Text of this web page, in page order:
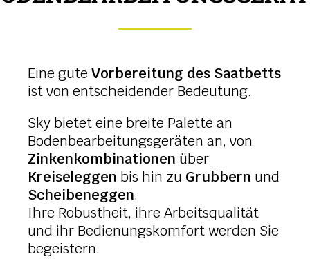
Eine gute Vorbereitung des Saatbetts
ist von entscheidender Bedeutung.
Sky bietet eine breite Palette an
Bodenbearbeitungsgeräten an, von
Zinkenkombinationen über
Kreiseleggen bis hin zu Grubbern und
Scheibeneggen.
Ihre Robustheit, ihre Arbeitsqualität
und ihr Bedienungskomfort werden Sie
begeistern.